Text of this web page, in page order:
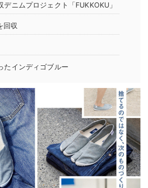
ニムプロジェクト「FUKKOKU」
回収
たインディゴブルー